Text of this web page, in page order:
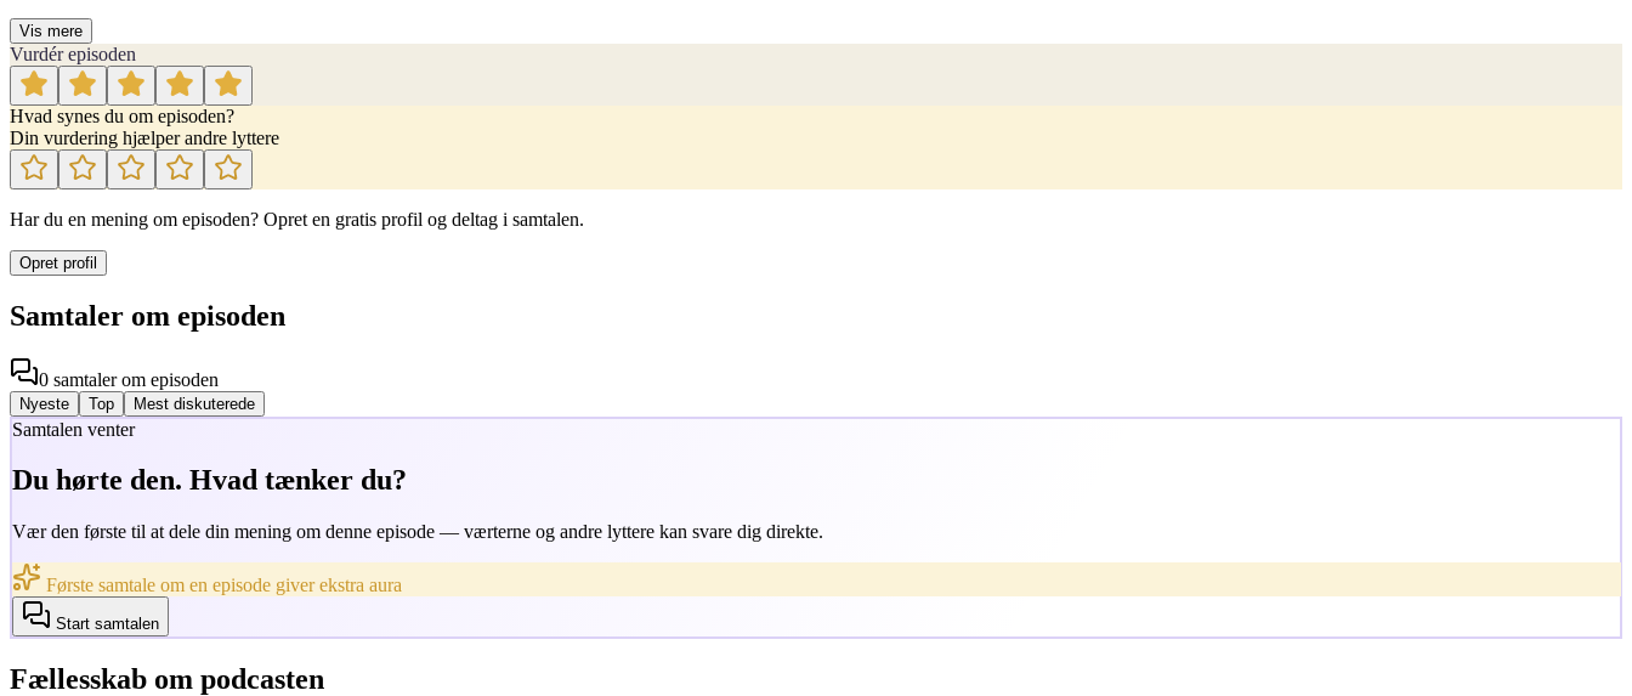
Vis mere
Vurdér episoden
Hvad synes du om episoden?
Din vurdering hjælper andre lyttere
Har du en mening om episoden? Opret en gratis profil og deltag i samtalen.
Opret profil
Samtaler om episoden
0 samtalerom episoden
Nyeste Top Mest diskuterede
Samtalen venter
Du hørte den. Hvad tænker du?
Vær den første til at dele din mening om denne episode — værterne og andre lyttere kan svare dig direkte.
Første samtale om en episode giver ekstra aura
Start samtalen
Fællesskab om podcasten